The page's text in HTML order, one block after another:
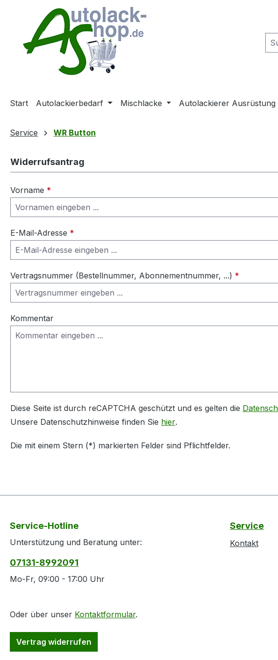
Hauptinhalt springen
Zur Suche springen
Zur Hauptnavigation springen
Start Autolackierbedarf Mischlacke Autolackierer Ausrüstung
Service WR Button
Widerrufsantrag
Vorname *
E-Mail-Adresse *
Vertragsnummer (Bestellnummer, Abonnementnummer, ...) *
Kommentar
Diese Seite ist durch reCAPTCHA geschützt und es gelten die
Unsere Datenschutzhinweise finden Sie hier.
Die mit einem Stern (*) markierten Felder sind Pflichtfelder.
Service-Hotline
Unterstützung und Beratung unter:
07131-8992091
Mo-Fr, 09:00 - 17:00 Uhr
Oder über unser Kontaktformular.
Vertrag widerrufen
Service
Kontakt